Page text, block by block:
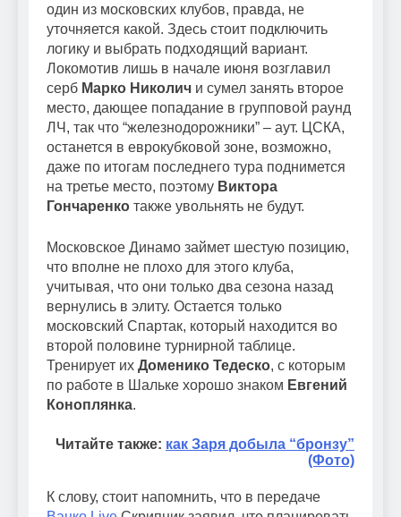
один из московских клубов, правда, не
уточняется какой. Здесь стоит подключить
логику и выбрать подходящий вариант.
Локомотив лишь в начале июня возглавил
серб Марко Николич и сумел занять второе
место, дающее попадание в групповой раунд
ЛЧ, так что “железнодорожники” – аут. ЦСКА,
останется в еврокубковой зоне, возможно,
даже по итогам последнего тура поднимется
на третье место, поэтому Виктора
Гончаренко также увольнять не будут.
Московское Динамо займет шестую позицию,
что вполне не плохо для этого клуба,
учитывая, что они только два сезона назад
вернулись в элиту. Остается только
московский Спартак, который находится во
второй половине турнирной таблице.
Тренирует их Доменико Тедеско, с которым
по работе в Шальке хорошо знаком Евгений
Коноплянка.
Читайте также: как Заря добыла “бронзу”
(Фото)
К слову, стоит напомнить, что в передаче